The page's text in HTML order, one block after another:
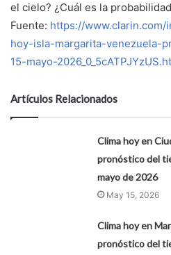
el cielo? ¿Cuál es la
Fuente: https://
hoy-isla-margarita-venezuela-
15-mayo-
Artículos Relacionados
Clima hoy en
pronóstico del
mayo de 2026
May 15, 2026
Clima hoy en
pronóstico del